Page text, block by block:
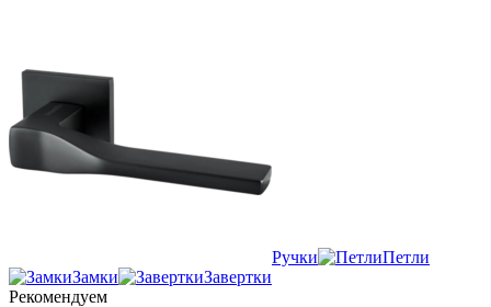
Ручки
Петли
Замки
Завертки
Рекомендуем